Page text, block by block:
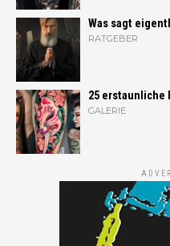
Was sagt
RATGEBER
25 erstaunliche
GALERIE